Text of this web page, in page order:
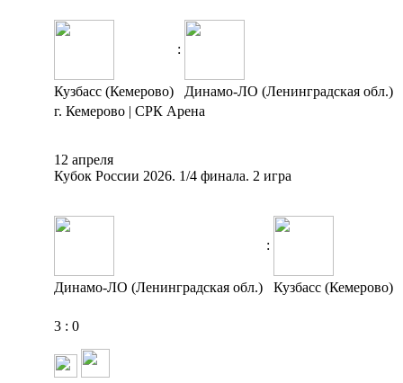
:
Кузбасс (Кемерово)
Динамо-ЛО (Ленинградская обл.)
г. Кемерово | СРК Арена
12 апреля
Кубок России 2026. 1/4 финала. 2 игра
:
Динамо-ЛО (Ленинградская обл.) Кузбасс (Кемерово)
3 : 0